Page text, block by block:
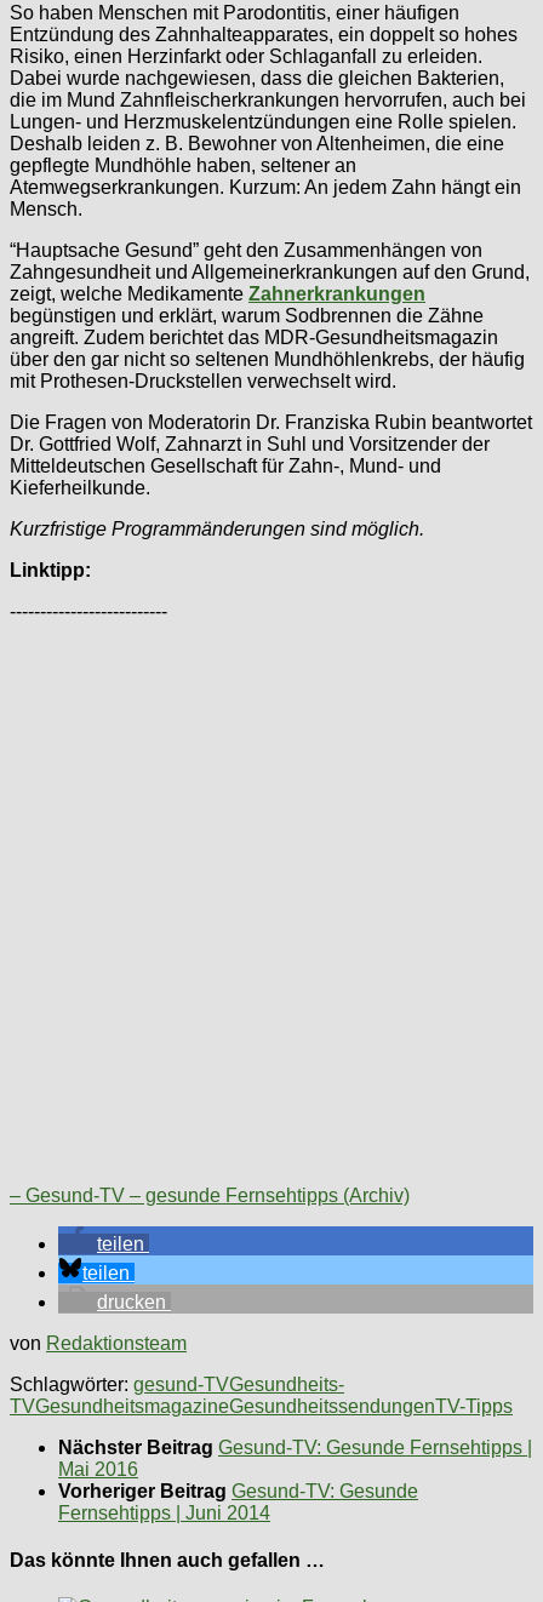
So haben Menschen mit Parodontitis, einer häufigen
Entzündung des Zahnhalteapparates, ein doppelt so hohes
Risiko, einen Herzinfarkt oder Schlaganfall zu erleiden.
Dabei wurde nachgewiesen, dass die gleichen Bakterien,
die im Mund Zahnfleischerkrankungen hervorrufen, auch bei
Lungen- und Herzmuskelentzündungen eine Rolle spielen.
Deshalb leiden z. B. Bewohner von Altenheimen, die eine
gepflegte Mundhöhle haben, seltener an
Atemwegserkrankungen. Kurzum: An jedem Zahn hängt ein
Mensch.
“Hauptsache Gesund” geht den Zusammenhängen von
Zahngesundheit und Allgemeinerkrankungen auf den Grund,
zeigt, welche Medikamente Zahnerkrankungen
begünstigen und erklärt, warum Sodbrennen die Zähne
angreift. Zudem berichtet das MDR-Gesundheitsmagazin
über den gar nicht so seltenen Mundhöhlenkrebs, der häufig
mit Prothesen-Druckstellen verwechselt wird.
Die Fragen von Moderatorin Dr. Franziska Rubin beantwortet
Dr. Gottfried Wolf, Zahnarzt in Suhl und Vorsitzender der
Mitteldeutschen Gesellschaft für Zahn-, Mund- und
Kieferheilkunde.
Kurzfristige Programmänderungen sind möglich.
Linktipp:
--------------------------
– Gesund-TV – gesunde Fernsehtipps (Archiv)
teilen
teilen
drucken
von Redaktionsteam
Schlagwörter: gesund-TVGesundheits-
TVGesundheitsmagazineGesundheitssendungenTV-Tipps
Nächster Beitrag Gesund-TV: Gesunde Fernsehtipps |
Mai 2016
Vorheriger Beitrag Gesund-TV: Gesunde
Fernsehtipps | Juni 2014
Das könnte Ihnen auch gefallen …